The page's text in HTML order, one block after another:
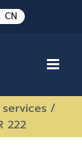
CN
/
222